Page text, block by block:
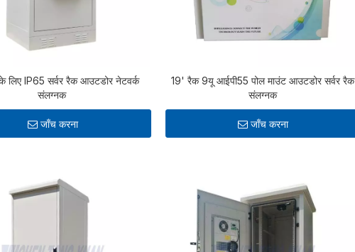
लिए IP65 सर्वर रैक आउटडोर नेटवर्क
संलग्नक
जाँच करना
19' रैक 9यू आईपी55 पोल माउंट आउटडोर सर्वर रैक
संलग्नक
जाँच करना